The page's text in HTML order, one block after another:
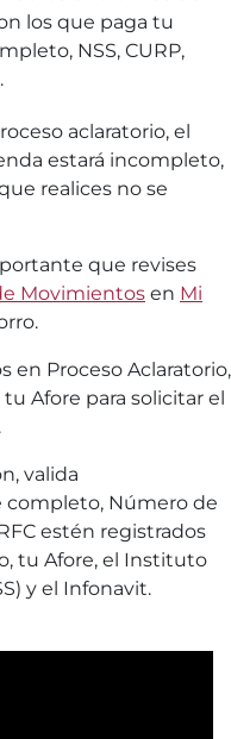
los que paga tu
NSS, CURP,
aclaratorio, el
estará incompleto,
realices no se
que revises
Movimientos en Mi
en Proceso Aclaratorio,
Afore para solicitar el
valida
Número de
estén registrados
tu Afore, el Instituto
y el Infonavit.